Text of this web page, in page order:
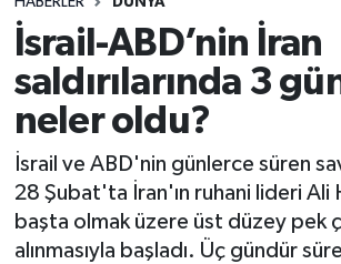
İsrail-ABD’nin İran
saldırılarında 3
neler oldu?
İsrail ve ABD'nin günlerce süren
28 Şubat'ta İran'ın ruhani lideri Ali
başta olmak üzere üst düzey pek
alınmasıyla başladı. Üç gündür